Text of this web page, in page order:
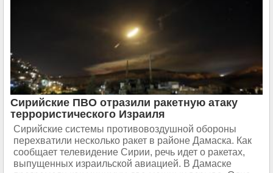
Сирийские ПВО отразили ракетную атаку
террористического Израиля
Сирийские системы противовоздушной обороны
перехватили несколько ракет в районе Дамаска. Как
сообщает телевидение Сирии, речь идет о ракетах,
выпущенных израильской авиацией. В Дамаске